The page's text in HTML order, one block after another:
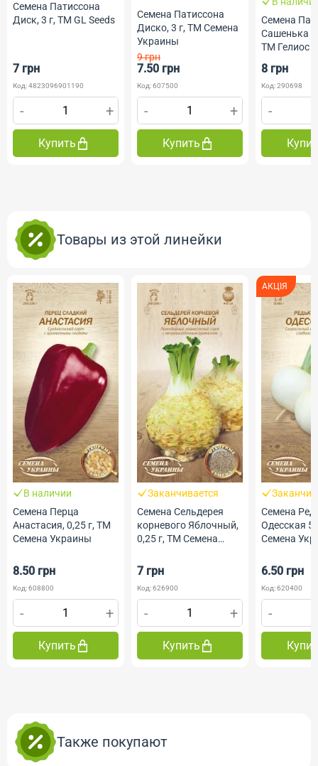
Семена Патиссона
Диск, 3 г, ТМ GL Seeds
7 грн
Код: 4823096901190
- +
Купить
Семена Патиссона
Диско, 3 г, ТМ Семена
Украины
9 грн
7.50 грн
Код: 607500
- +
Купить
Семена
Сашенька
ТМ Гелиос
8 грн
Код: 290698
-
Товары из этой линейки
В наличии
Семена Перца
Анастасия, 0,25 г, ТМ
Семена Украины
8.50 грн
Код: 608800
- +
Купить
Заканчивается
Семена Сельдерея
корневого Яблочный,
0,25 г, ТМ Семена
7 грн
Код: 626900
- +
Купить
АКЦІЯ
Семена
Одесская
Семена
6.50 грн
Код: 620400
-
Также покупают